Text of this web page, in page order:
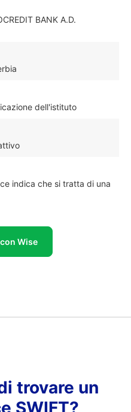
BANK A.D.
dell'istituto
indica che si tratta di una
Wise
trovare un
SWIFT?